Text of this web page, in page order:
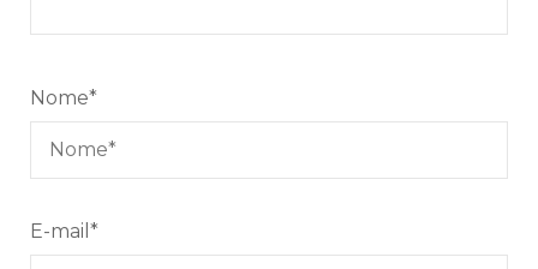
Nome*
E-mail *